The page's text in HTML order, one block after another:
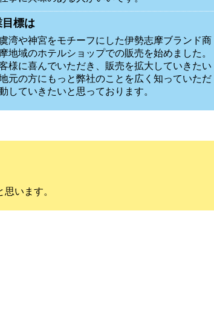
目標は
湾や神宮をモチーフにした伊勢志摩ブランド商
地域のホテルショップでの販売を始めました。
様に喜んでいただき、販売を拡大していきたい
元の方にもっと弊社のことを広く知っていただ
していきたいと思っております。
います。